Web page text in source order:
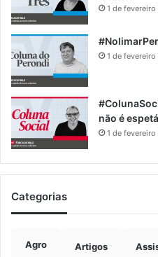
1 de
1 de
não é
1 de
Categorias
Agro Artigos